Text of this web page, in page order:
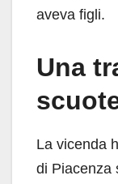
aveva figli.
Una
La vicenda
di Piacenza